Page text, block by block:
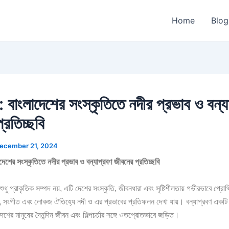
Home
বাংলাদেশের সংস্কৃতিতে নদীর প্রভাব ও
21, 2024
সংস্কৃতিতে নদীর প্রভাব ও বন্যাপ্রবণ জীবনের প্রতিচ্ছবি
শুধু প্রাকৃতিক সম্পদ নয়, এটি দেশের সংস্কৃতি, জীবনধারা এবং সৃষ্টিশীলতায় গভীরভাবে
এবং লোকজ ঐতিহ্যে নদী ও এর প্রভাবের প্রতিফলন দেখা যায়। বন্যাপ্রবণ একটি
মানুষের দৈনন্দিন জীবন এবং শিল্পচর্চার সঙ্গে ওতপ্রোতভাবে জড়িত।